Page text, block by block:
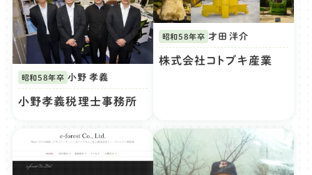
昭和58年卒 小野 孝義
小野孝義税理士事務所
昭和58年卒 才田 洋介
株式会社コトブキ産業